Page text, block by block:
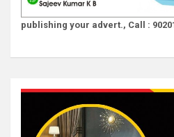
publishing your advert., Call :